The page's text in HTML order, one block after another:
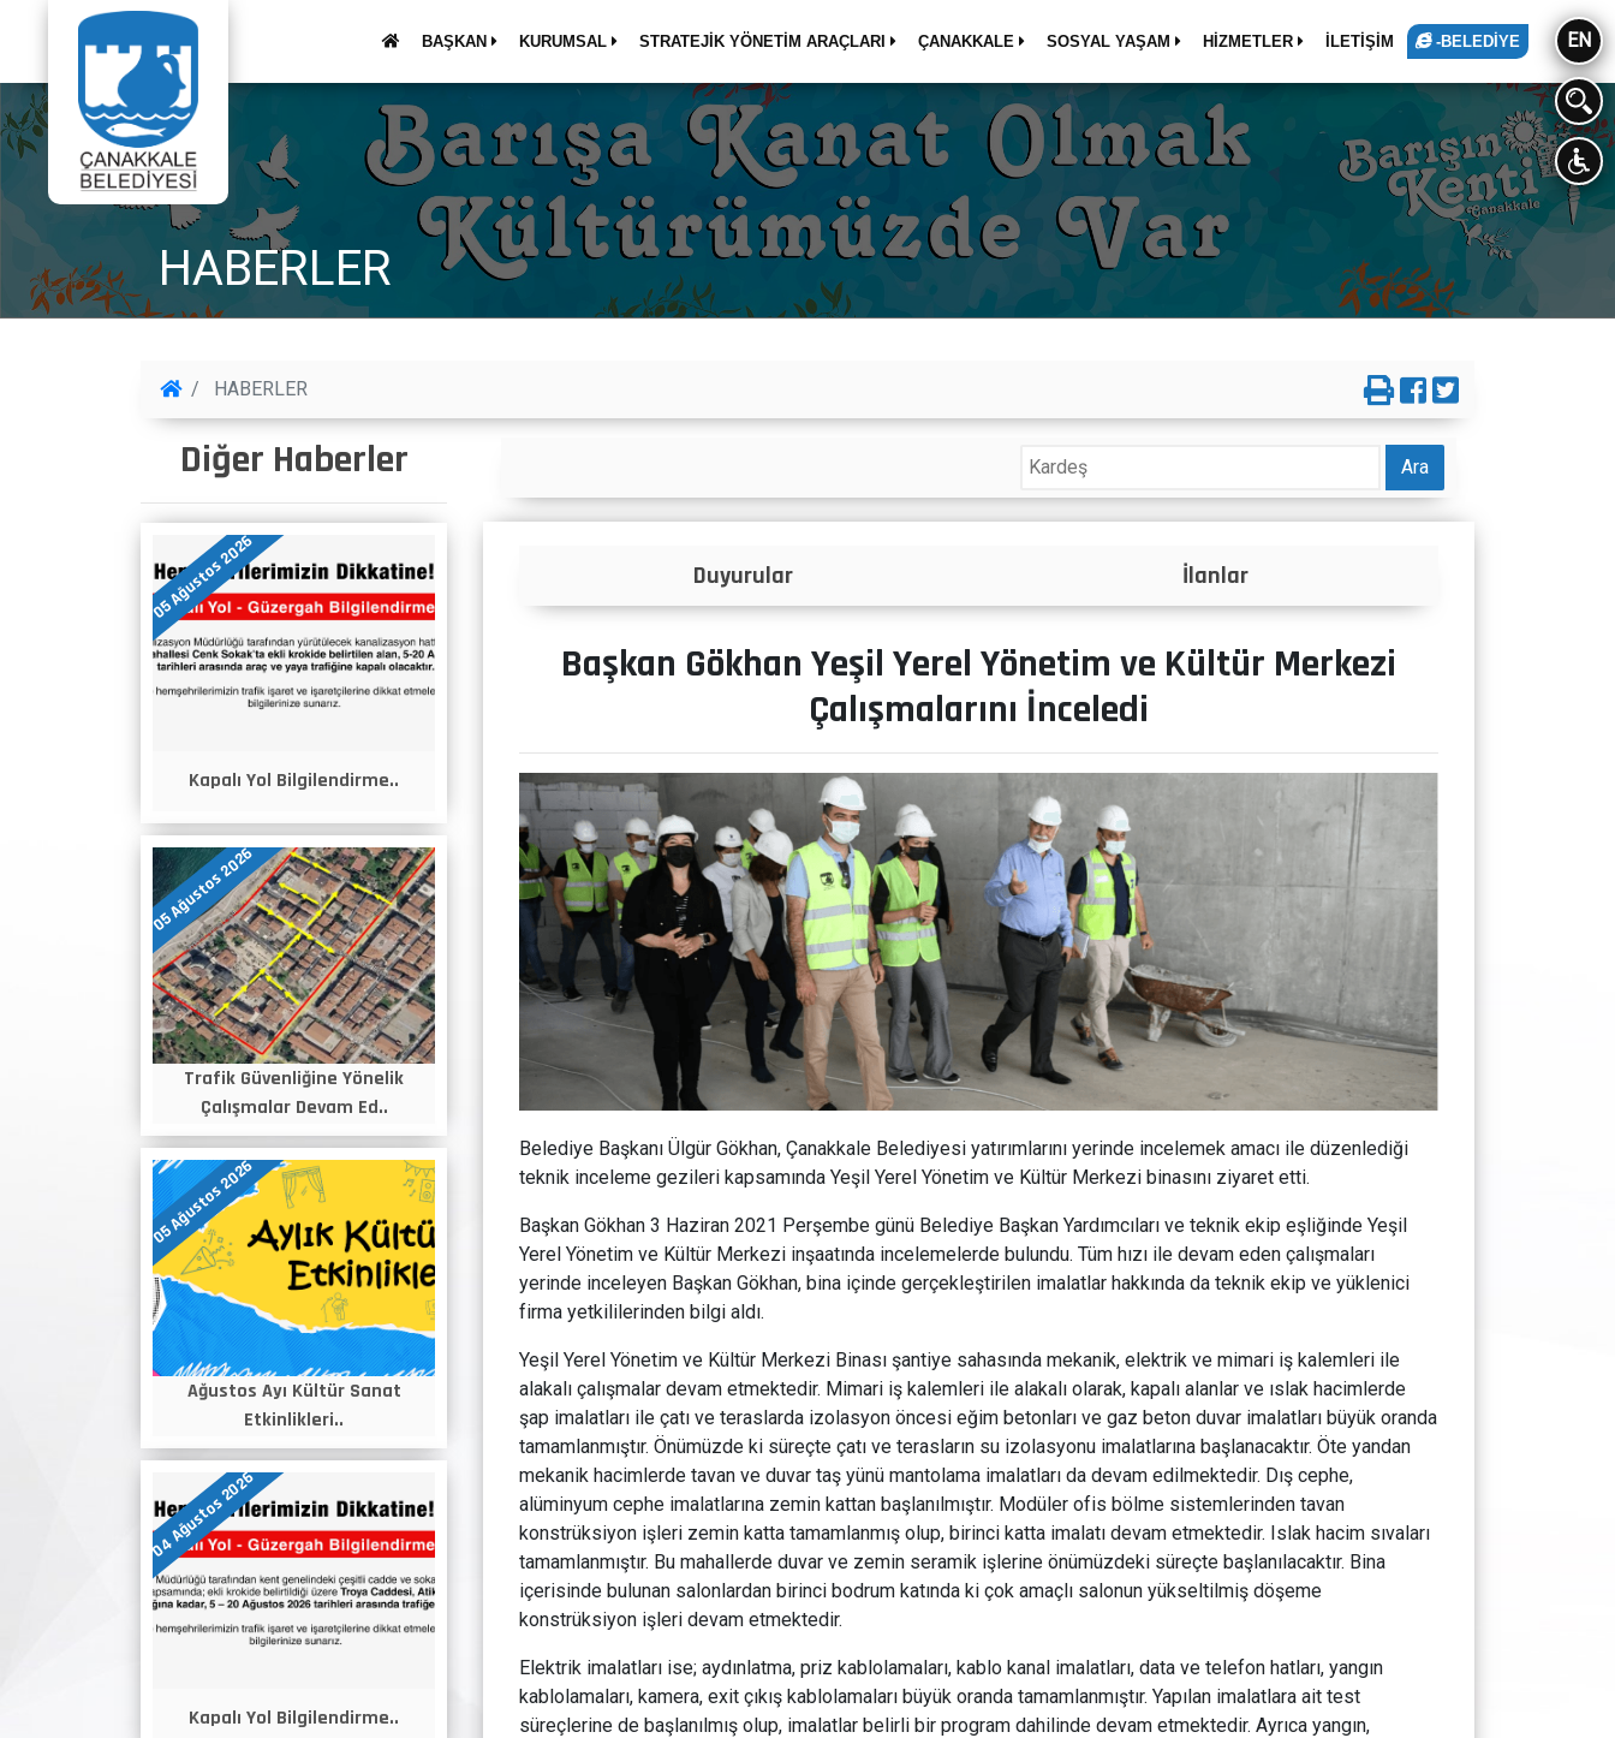
BAŞKAN KURUMSAL STRATEJİK YÖNETİM ARAÇLARI ÇANAKKALE SOSYAL YAŞAM HİZMETLER İLETİŞİM -BELEDİYE EN
HABERLER
HABERLER
Diğer Haberler
05 Ağustos 2026
Kapalı Yol Bilgilendirme..
05 Ağustos 2026
Trafik Güvenliğine Yönelik
Çalışmalar Devam Ed..
05 Ağustos 2026
Ağustos Ayı Kültür Sanat
Etkinlikleri..
04 Ağustos 2026
Kapalı Yol Bilgilendirme..
Ara
Duyurular İlanlar Projeler
Başkan Gökhan Yeşil Yerel Yönetim ve Kültür Merkezi
Çalışmalarını İnceledi
Belediye Başkanı Ülgür Gökhan, Çanakkale Belediyesi yatırımlarını yerinde incelemek amacı ile düzenlediği
teknik inceleme gezileri kapsamında Yeşil Yerel Yönetim ve Kültür Merkezi binasını ziyaret etti.
Başkan Gökhan 3 Haziran 2021 Perşembe günü Belediye Başkan Yardımcıları ve teknik ekip eşliğinde Yeşil
Yerel Yönetim ve Kültür Merkezi inşaatında incelemelerde bulundu. Tüm hızı ile devam eden çalışmaları
yerinde inceleyen Başkan Gökhan, bina içinde gerçekleştirilen imalatlar hakkında da teknik ekip ve yüklenici
firma yetkililerinden bilgi aldı.
Yeşil Yerel Yönetim ve Kültür Merkezi Binası şantiye sahasında mekanik, elektrik ve mimari iş kalemleri ile
alakalı çalışmalar devam etmektedir. Mimari iş kalemleri ile alakalı olarak, kapalı alanlar ve ıslak hacimlerde
şap imalatları ile çatı ve teraslarda izolasyon öncesi eğim betonları ve gaz beton duvar imalatları büyük oranda
tamamlanmıştır. Önümüzde ki süreçte çatı ve terasların su izolasyonu imalatlarına başlanacaktır. Öte yandan
mekanik hacimlerde tavan ve duvar taş yünü mantolama imalatları da devam edilmektedir. Dış cephe,
alüminyum cephe imalatlarına zemin kattan başlanılmıştır. Modüler ofis bölme sistemlerinden tavan
konstrüksiyon işleri zemin katta tamamlanmış olup, birinci katta imalatı devam etmektedir. Islak hacim sıvaları
tamamlanmıştır. Bu mahallerde duvar ve zemin seramik işlerine önümüzdeki süreçte başlanılacaktır. Bina
içerisinde bulunan salonlardan birinci bodrum katında ki çok amaçlı salonun yükseltilmiş döşeme
konstrüksiyon işleri devam etmektedir.
Elektrik imalatları ise; aydınlatma, priz kablolamaları, kablo kanal imalatları, data ve telefon hatları, yangın
kablolamaları, kamera, exit çıkış kablolamaları büyük oranda tamamlanmıştır. Yapılan imalatlara ait test
süreçlerine de başlanılmış olup, imalatlar belirli bir program dahilinde devam etmektedir. Ayrıca yangın,